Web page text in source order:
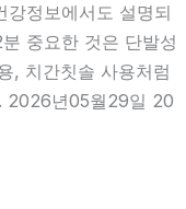
정보에서도 설명되
중요한 것은 단발성
, 치간칫솔 사용처럼
2026년05월29일 20